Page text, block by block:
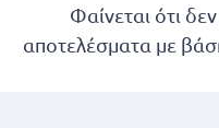
Φαίνεται ότι
αποτελέσματα με